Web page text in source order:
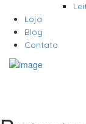
Loja
Blog
Contato